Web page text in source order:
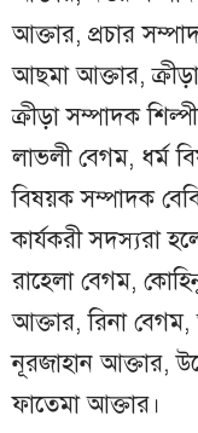
আক্তার, প্রচার
আছমা আক্তার,
ক্রীড়া সম্পাদক
লাভলী বেগম, ধর্ম
বিষয়ক সম্পাদক
কার্যকরী সদস্যরা
রাহেলা বেগম,
আক্তার, রিনা
নূরজাহান আক্তার,
ফাতেমা আক্তার।